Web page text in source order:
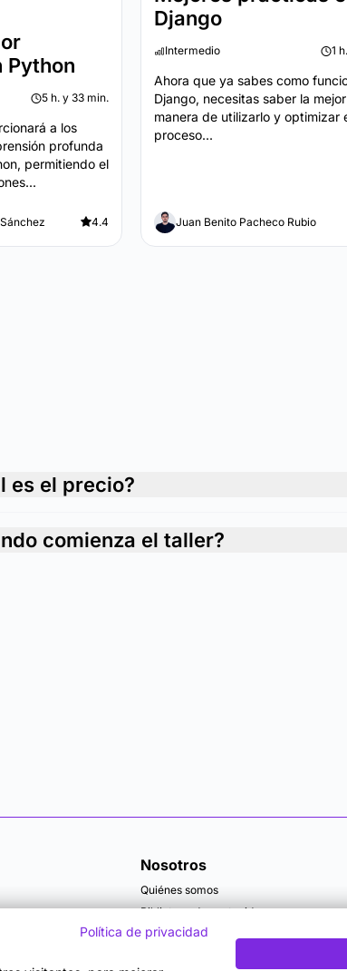
Python
5 h. y 33 min.
a los
profunda
permitiendo el
4.4
Django
Intermedio 1
Ahora que ya sabes como
Django, necesitas saber la mejor
manera de utilizarlo y optimizar
proceso...
Juan Benito Pacheco Rubio
es el precio?
comienza el taller?
Nosotros
Quiénes somos
Biblioteca de contenidos
Articulos y actualidad
Política de privacidad